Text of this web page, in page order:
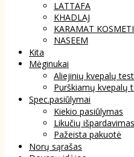
LATTAFA
KHADLAJ
KARAMAT
NASEEM
Kita
Mėginukai
Aliejinių kvepalų
Purškiamų kvepalų
Spec.pasiūlymai
Kiekio pasiūlymas
Likučių išpardavimas
Pažeista pakuotė
Norų sąrašas